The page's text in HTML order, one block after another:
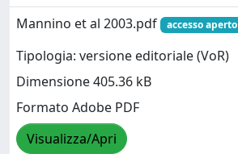
Mannino et al 2003.pdf
accesso aperto
Tipologia: versione editoriale (VoR)
Dimensione 405.36 kB
Formato Adobe PDF
Visualizza/Apri